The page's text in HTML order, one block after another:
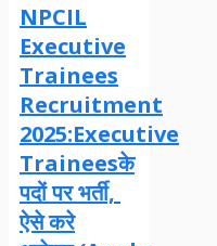
NPCIL
Executive
Trainees
Recruitment
2025:Executive
Traineesके
पदों पर भर्ती,
ऐसे करे